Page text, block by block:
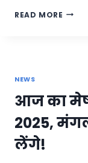
READ MORE टैरो
फरवरी,
जानें
इस
NEWS
आज का
2025,
लेंगे!